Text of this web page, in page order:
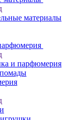
материалы
и парфюмерия